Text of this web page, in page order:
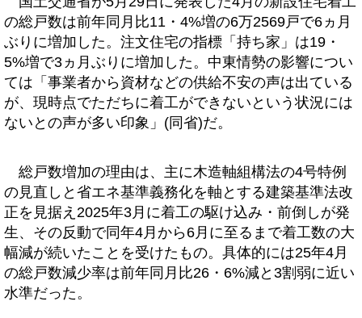
の総戸数は前年同月比11・4%増の6万2569戸で6ヵ月
ぶりに増加した。注文住宅の指標「持ち家」は19・
5%増で3ヵ月ぶりに増加した。中東情勢の影響につい
ては「事業者から資材などの供給不安の声は出ている
が、現時点でただちに着工ができないという状況には
ないとの声が多い印象」(同省)だ。
総戸数増加の理由は、主に木造軸組構法の4号特例
の見直しと省エネ基準義務化を軸とする建築基準法改
正を見据え2025年3月に着工の駆け込み・前倒しが発
生、その反動で同年4月から6月に至るまで着工数の大
幅減が続いたことを受けたもの。具体的には25年4月
の総戸数減少率は前年同月比26・6%減と3割弱に近い
水準だった。